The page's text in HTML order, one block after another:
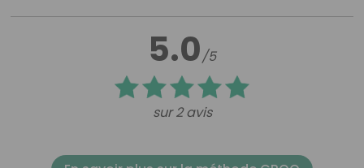
5.0/5
sur 2 avis